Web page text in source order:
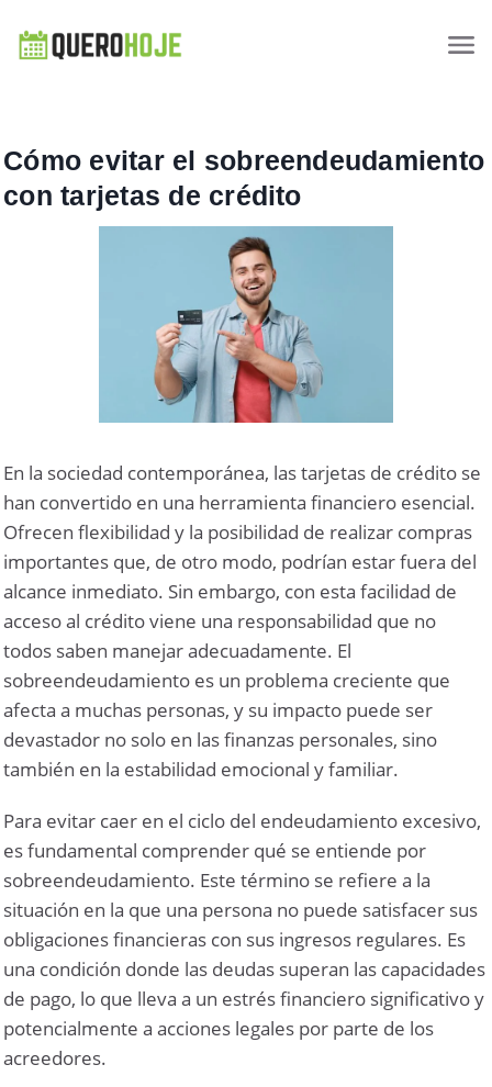
Cómo evitar el sobreendeudamiento
con tarjetas de crédito
En la sociedad contemporánea, las tarjetas de crédito se
han convertido en una herramienta financiero esencial.
Ofrecen flexibilidad y la posibilidad de realizar compras
importantes que, de otro modo, podrían estar fuera del
alcance inmediato. Sin embargo, con esta facilidad de
acceso al crédito viene una responsabilidad que no
todos saben manejar adecuadamente. El
sobreendeudamiento es un problema creciente que
afecta a muchas personas, y su impacto puede ser
devastador no solo en las finanzas personales, sino
también en la estabilidad emocional y familiar.
Para evitar caer en el ciclo del endeudamiento excesivo,
es fundamental comprender qué se entiende por
sobreendeudamiento. Este término se refiere a la
situación en la que una persona no puede satisfacer sus
obligaciones financieras con sus ingresos regulares. Es
una condición donde las deudas superan las capacidades
de pago, lo que lleva a un estrés financiero significativo y
potencialmente a acciones legales por parte de los
acreedores.